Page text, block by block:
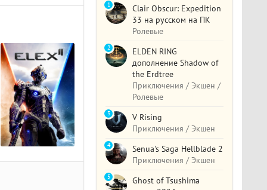
Clair Obscur: Expedition
33 на русском на ПК
Ролевые
1
ELDEN RING
дополнение Shadow of
the Erdtree
Приключения / Экшен /
Ролевые
2
V Rising
Приключения / Экшен
3
Senua's Saga Hellblade 2
Приключения / Экшен
4
Ghost of Tsushima
5